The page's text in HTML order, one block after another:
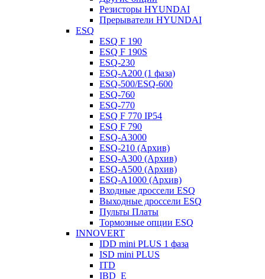
Резисторы HYUNDAI
Прерыватели HYUNDAI
ESQ
ESQ F 190
ESQ F 190S
ESQ-230
ESQ-A200 (1 фаза)
ESQ-500/ESQ-600
ESQ-760
ESQ-770
ESQ F 770 IP54
ESQ F 790
ESQ-A3000
ESQ-210 (Архив)
ESQ-A300 (Архив)
ESQ-A500 (Архив)
ESQ-A1000 (Архив)
Входные дроссели ESQ
Выходные дроссели ESQ
Пульты Платы
Тормозные опции ESQ
INNOVERT
IDD mini PLUS 1 фаза
ISD mini PLUS
ITD
IBD_E